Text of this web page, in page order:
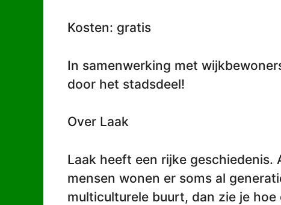
Kosten: gratis
In samenwerking met
door het stadsdeel!
Over Laak
Laak heeft een rijke
mensen wonen er soms al
multiculturele buurt, dan zie je hoe